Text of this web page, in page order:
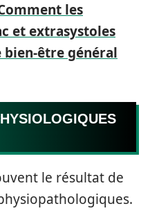
les
et extrasystoles
être général
le résultat de